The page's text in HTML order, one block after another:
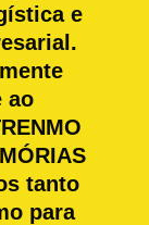
e
ao
tanto
para